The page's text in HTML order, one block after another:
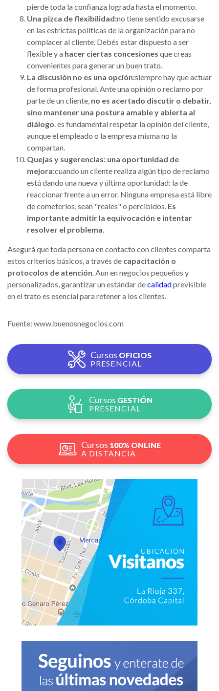
pierde toda la confianza lograda hasta el momento.
Una pizca de flexibilidad:no tiene sentido excusarse
en las estrictas políticas de la organización para no
complacer al cliente. Debés estar dispuesto a ser
flexible y a hacer ciertas concesiones que creas
convenientes para generar un buen trato.
La discusión no es una opción:siempre hay que actuar
de forma profesional. Ante una opinión o reclamo por
parte de un cliente, no es acertado discutir o debatir,
sino mantener una postura amable y abierta al
diálogo . es fundamental respetar la opinión del cliente,
aunque el empleado o la empresa misma no la
compartan.
Quejas y sugerencias: una oportunidad de
mejora:cuando un cliente realiza algún tipo de reclamo
está dando una nueva y última oportunidad: la de
reaccionar frente a un error. Ninguna empresa está libre
de cometerlos, sean "reales" o percibidos. Es
importante admitir la equivocación e intentar
resolver el problema
Asegurá que toda persona en contacto con clientes comparta
estos criterios básicos, a través de capacitación o
protocolos de atención . Aun en negocios pequeños y
personalizados, garantizar un estándar decalidadprevisible
en el trato es esencial para retener a los clientes.
Fuente: www.buenosnegocios.com
Cursos OFICIOS
PRESENCIAL
Cursos GESTIÓN
PRESENCIAL
Cursos 100% ONLINE
A DISTANCIA